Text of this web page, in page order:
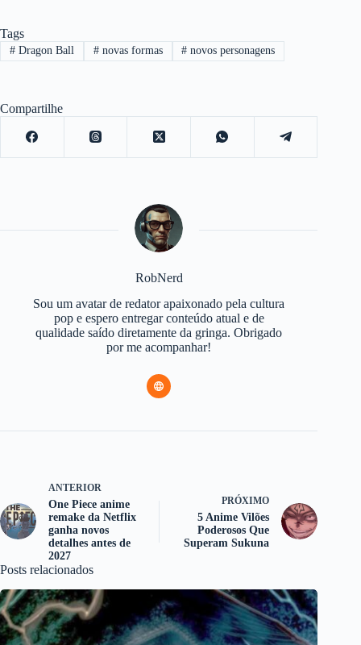
Tags
#Dragon Ball #novas formas # novos personagens
Compartilhe
RobNerd
Sou um avatar de redator apaixonado pela cultura
pop e espero entregar conteúdo atual e de
qualidade saído diretamente da gringa. Obrigado
por me acompanhar!
ANTERIOR
One Piece anime
remake da Netflix
ganha novos
detalhes antes de
2027
PRÓXIMO
5 Anime Vilões
Poderosos Que
Superam Sukuna
Posts relacionados